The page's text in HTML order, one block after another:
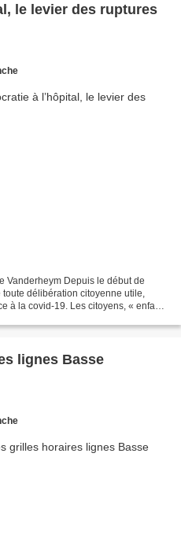
le levier des ruptures
Vanderheym Depuis le début de
toute délibération citoyenne utile,
à la covid-19. Les citoyens, « enfants